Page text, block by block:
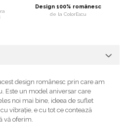
Design 100% românesc
de la ColorEscu
design românesc prin care am
Este un model aniversar care
noi mai bine, ideea de suflet
vibrație, e cu tot ce contează
vă oferim.